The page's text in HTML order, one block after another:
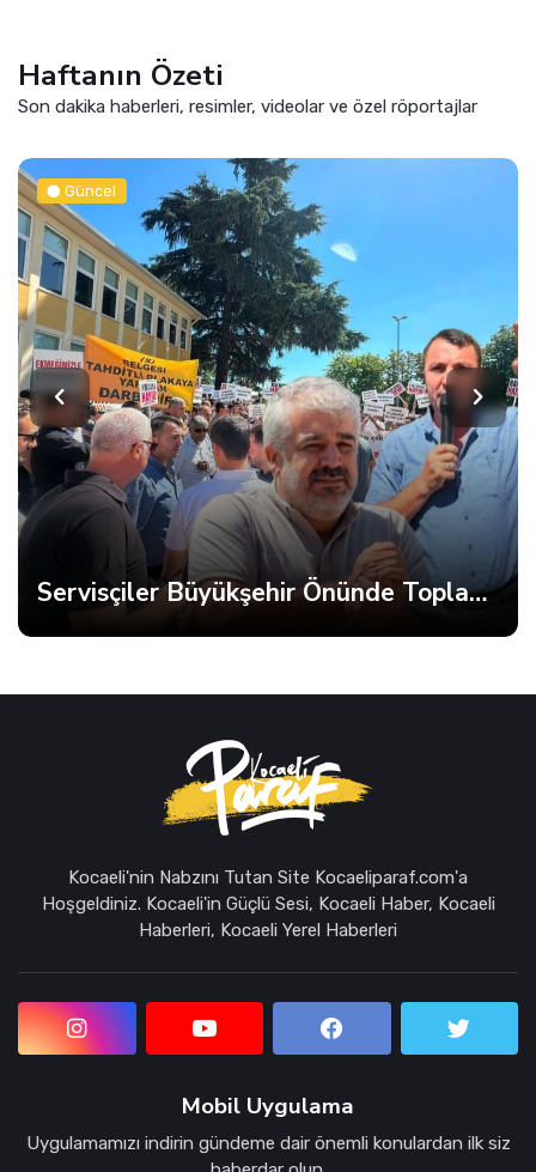
Haftanın Özeti
Son dakika haberleri, resimler, videolar ve özel röportajlar
Güncel
Servisçiler Büyükşehir Önünde Toplandı, Gerginlik Yaşandı
Kocaeli'nin Nabzını Tutan Site Kocaeliparaf.com'a
Hoşgeldiniz. Kocaeli'in Güçlü Sesi, Kocaeli Haber, Kocaeli
Haberleri, Kocaeli Yerel Haberleri
Mobil Uygulama
Uygulamamızı indirin gündeme dair önemli konulardan ilk siz